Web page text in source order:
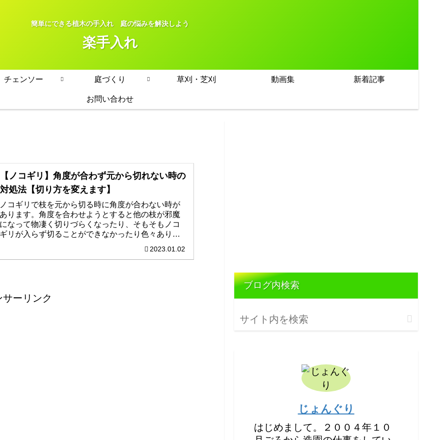
簡単にできる植木の手入れ 庭の悩みを解決しよう
楽手入れ
チェンソー 庭づくり 草刈・芝刈 動画集 新着記事
お問い合わせ
【ノコギリ】角度が合わず元から切れない時の
対処法【切り方を変えます】
ノコギリで枝を元から切る時に角度が合わない時が
あります。角度を合わせようとすると他の枝が邪魔
になって物凄く切りづらくなったり、そもそもノコ
ギリが入らず切ることができなかったり色々ありま
2023.01.02
サーリンク
ブログ内検索
じょんぐり
はじめまして。２００４年１０